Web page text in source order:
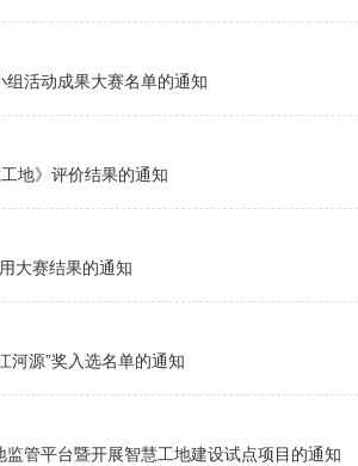
活动成果大赛名单的通知
地》评价结果的通知
大赛结果的通知
河源”奖入选名单的通知
管平台暨开展智慧工地建设试点项目的通知